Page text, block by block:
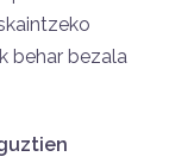
behar bezala